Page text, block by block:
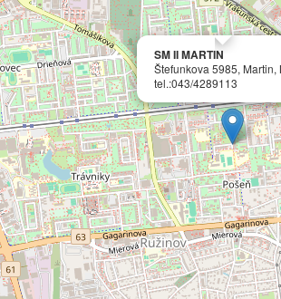
SM II MARTIN
Štefunkova 5985, Martin,
tel.:043/4289113